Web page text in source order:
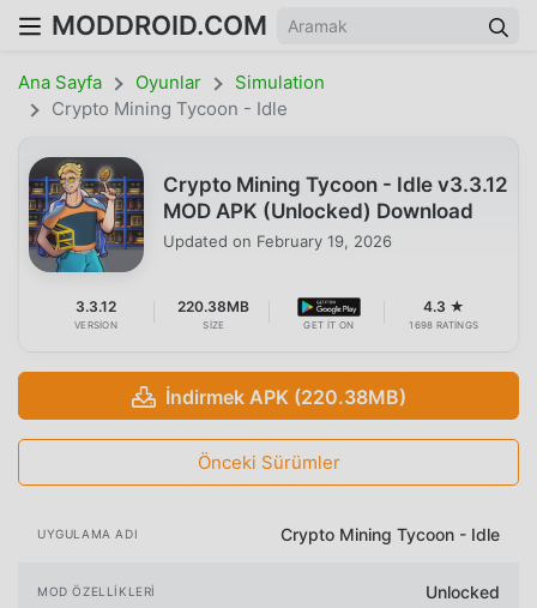
MODDROID.COM
Ana Sayfa Oyunlar
Simulation
Crypto Mining Tycoon - Idle
Crypto Mining Tycoon - Idle v3.3.12
MOD APK (Unlocked) Download
Updated on February 19, 2026
3.3.12
VERSION
220.38MB
SIZE GET IT ON
4.3 ★
1698 RATINGS
İndirmek APK (220.38MB)
Önceki Sürümler
UYGULAMA ADI Crypto Mining Tycoon - Idle
MOD ÖZELLIKLERI Unlocked